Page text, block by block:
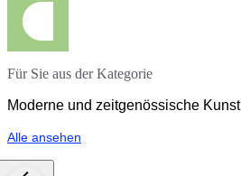
Für Sie aus der Kategorie
Moderne und zeitgenössische Kunst
Alle ansehen